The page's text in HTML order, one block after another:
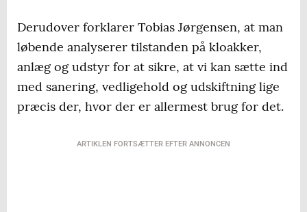
Derudover forklarer Tobias Jørgensen, at man
løbende analyserer tilstanden på kloakker,
anlæg og udstyr for at sikre, at vi kan sætte ind
med sanering, vedligehold og udskiftning lige
præcis der, hvor der er allermest brug for det.
ARTIKLEN FORTSÆTTER EFTER ANNONCEN